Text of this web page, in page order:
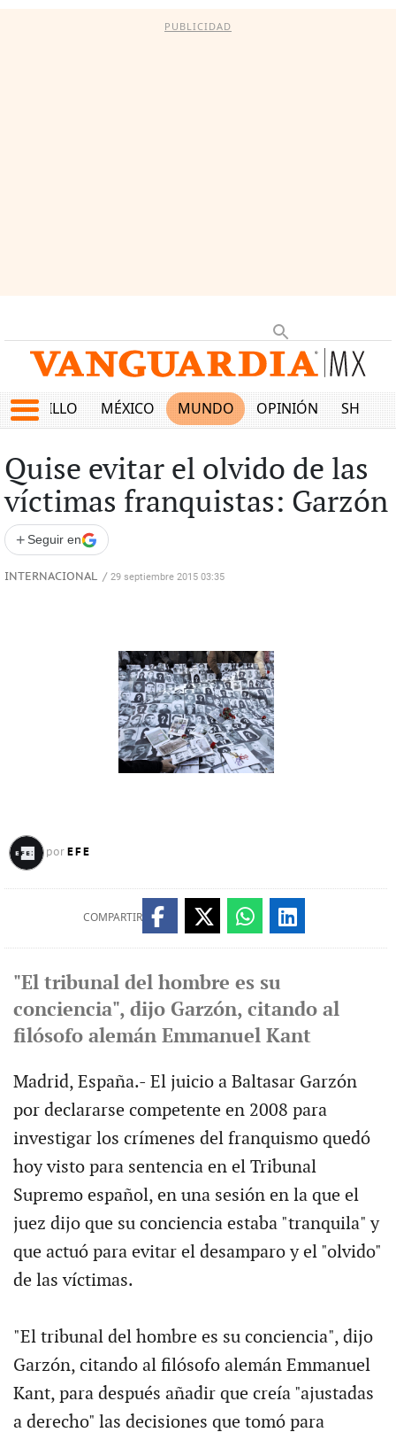
PUBLICIDAD
SALTILLO MÉXICO MUNDO OPINIÓN SHOW
Quise evitar el olvido de las
víctimas franquistas: Garzón
+ Seguir en
INTERNACIONAL / 29 septiembre 2015 03:35
por EFE
COMPARTIR
"El tribunal del hombre es su
conciencia", dijo Garzón, citando al
filósofo alemán Emmanuel Kant
Madrid, España.- El juicio a Baltasar Garzón
por declararse competente en 2008 para
investigar los crímenes del franquismo quedó
hoy visto para sentencia en el Tribunal
Supremo español, en una sesión en la que el
juez dijo que su conciencia estaba "tranquila" y
que actuó para evitar el desamparo y el "olvido"
de las víctimas.
"El tribunal del hombre es su conciencia", dijo
Garzón, citando al filósofo alemán Emmanuel
Kant, para después añadir que creía "ajustadas
a derecho" las decisiones que tomó para